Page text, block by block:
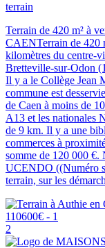
terrain
Terrain de 420 m² à
CAENTerrain de 420
kilomètres du centre-
Bretteville-sur-Odon
Il y a le Collège Jean
commune est
de Caen à moins de
A13 et les nationales
de 9 km. Il y a une
commerces à
somme de 120 000 €.
UCENDO ((Numéro
terrain, sur les
2